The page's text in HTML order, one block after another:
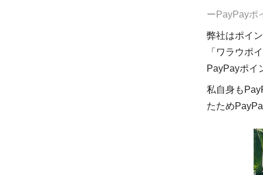
ーPayPayポ
弊社はポイ
「ワラウポ
PayPayポイ
私自身も
たため